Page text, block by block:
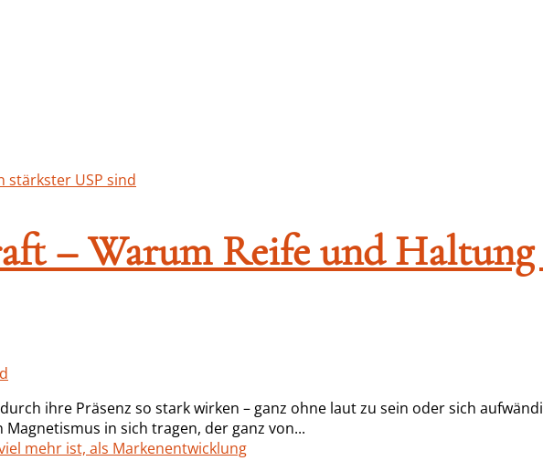
– Warum Reife und
ihre Präsenz so stark wirken – ganz ohne laut zu sein oder sich
in sich tragen, der ganz von...